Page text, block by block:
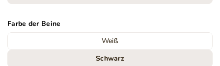
Farbe der Beine
Weiß
Schwarz